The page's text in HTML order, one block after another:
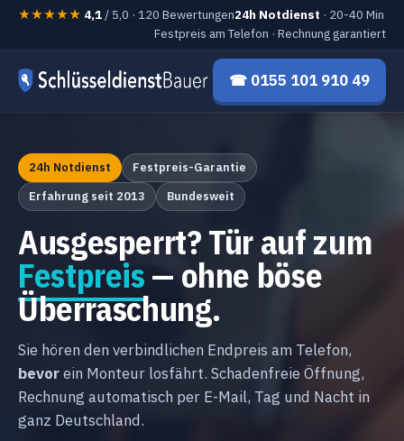
★★★★★ 4,1/ 5,0 · 120 Bewertungen24h Notdienst · 20-40 Min
Festpreis am Telefon · Rechnung garantiert
☎ 0155 101 910 49
24h Notdienst
Festpreis-Garantie
Erfahrung seit 2013
Bundesweit
Ausgesperrt? Tür auf zum
Festpreis— ohne böse
Überraschung.
Sie hören den verbindlichen Endpreis am Telefon,
bevorein Monteur losfährt. Schadenfreie Öffnung,
Rechnung automatisch per E-Mail, Tag und Nacht in
ganz Deutschland.